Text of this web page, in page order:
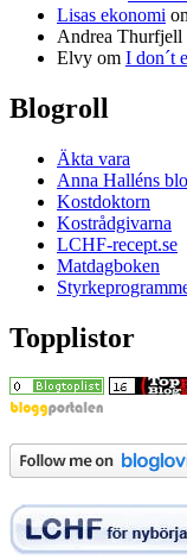
Lisas ekonomi
Andrea Thurfjell
Elvy om I don´t
Blogroll
Äkta vara
Anna Halléns
Kostdoktorn
Kostrådgivarna
LCHF-recept.se
Matdagboken
Topplistor